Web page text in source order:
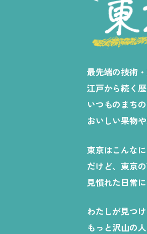
最先端の技術
江戸から続く
いつものまち
おいしい果物
東京はこんな
だけど、東京
見慣れた日常
わたしが見つ
もっと沢山の